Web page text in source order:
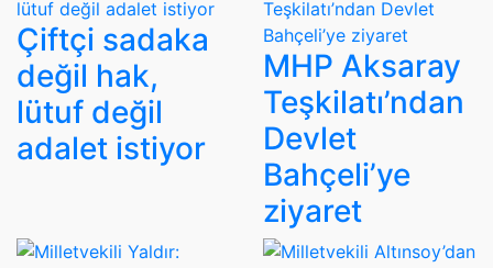
Çiftçi sadaka
değil hak,
lütuf değil
adalet istiyor
MHP Aksaray
Teşkilatı’ndan
Devlet
Bahçeli’ye
ziyaret